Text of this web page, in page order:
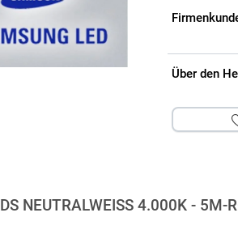
Über den
NEUTRALWEISS 4.000K - 5M-